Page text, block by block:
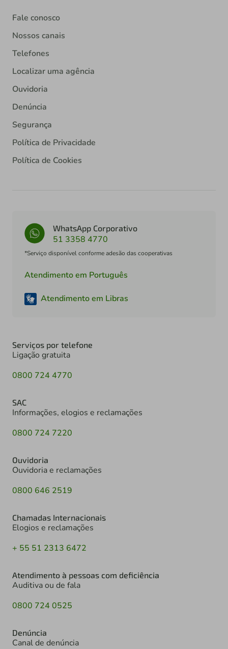
Fale conosco
Nossos canais
Telefones
Localizar uma agência
Ouvidoria
Denúncia
Segurança
Política de Privacidade
Política de Cookies
WhatsApp Corporativo
51 3358 4770
*Serviço disponível conforme adesão das cooperativas
Atendimento em Português
Atendimento em Libras
Serviços por telefone
Ligação gratuita
0800 724 4770
SAC
Informações, elogios e reclamações
0800 724 7220
Ouvidoria
Ouvidoria e reclamações
0800 646 2519
Chamadas Internacionais
Elogios e reclamações
+ 55 51 2313 6472
Atendimento à pessoas com deficiência
Auditiva ou de fala
0800 724 0525
Denúncia
Canal de denúncia